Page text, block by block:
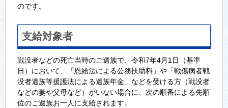
のです。
支給対象者
戦没者などの死亡当時のご遺族で、令和7年4月1日（基準
日）において、「恩給法による公務扶助料」や「戦傷病者戦
没者遺族等援護法による遺族年金」などを受ける方（戦没者
などの妻や父母など）がいない場合に、次の順番による先順
位のご遺族お一人に支給されます。